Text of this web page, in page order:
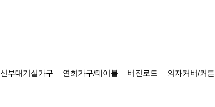
신부대기실가구 연회가구/테이블 버진로드 의자커버/커